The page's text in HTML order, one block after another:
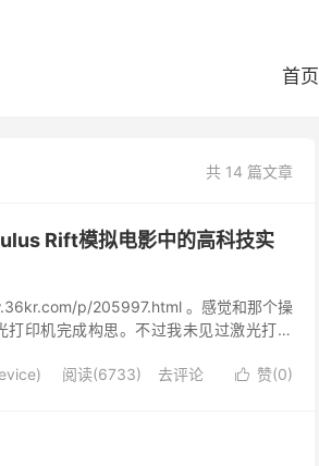
首页
共 14 篇文章
Rift模拟电影中的高科技实
p/205997.html 。感觉和那个操
印机完成构思。不过我未见过激光打印
 赞(0)
阅读(6733) 去评论